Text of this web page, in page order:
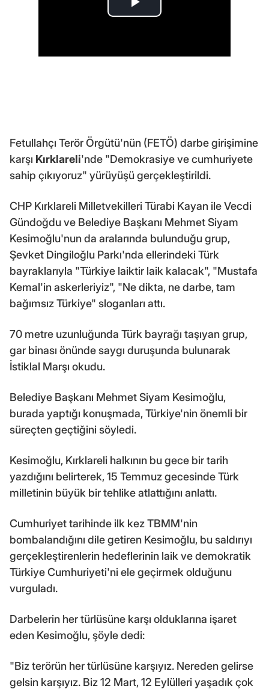
Fetullahçı Terör Örgütü'nün (FETÖ) darbe girişimine
karşı Kırklareli'nde "Demokrasiye ve cumhuriyete
sahip çıkıyoruz" yürüyüşü gerçekleştirildi.
CHP Kırklareli Milletvekilleri Türabi Kayan ile Vecdi
Gündoğdu ve Belediye Başkanı Mehmet Siyam
Kesimoğlu'nun da aralarında bulunduğu grup,
Şevket Dingiloğlu Parkı'nda ellerindeki Türk
bayraklarıyla "Türkiye laiktir laik kalacak", "Mustafa
Kemal'in askerleriyiz", "Ne dikta, ne darbe, tam
bağımsız Türkiye" sloganları attı.
70 metre uzunluğunda Türk bayrağı taşıyan grup,
gar binası önünde saygı duruşunda bulunarak
İstiklal Marşı okudu.
Belediye Başkanı Mehmet Siyam Kesimoğlu,
burada yaptığı konuşmada, Türkiye'nin önemli bir
süreçten geçtiğini söyledi.
Kesimoğlu, Kırklareli halkının bu gece bir tarih
yazdığını belirterek, 15 Temmuz gecesinde Türk
milletinin büyük bir tehlike atlattığını anlattı.
Cumhuriyet tarihinde ilk kez TBMM'nin
bombalandığını dile getiren Kesimoğlu, bu saldırıyı
gerçekleştirenlerin hedeflerinin laik ve demokratik
Türkiye Cumhuriyeti'ni ele geçirmek olduğunu
vurguladı.
Darbelerin her türlüsüne karşı olduklarına işaret
eden Kesimoğlu, şöyle dedi:
"Biz terörün her türlüsüne karşıyız. Nereden gelirse
gelsin karşıyız. Biz 12 Mart, 12 Eylülleri yaşadık çok